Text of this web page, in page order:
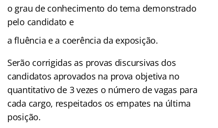
o grau de conhecimento do tema demonstrado
pelo candidato e
a fluência e a coerência da exposição.
Serão corrigidas as provas discursivas dos
candidatos aprovados na prova objetiva no
quantitativo de 3 vezes o número de vagas para
cada cargo, respeitados os empates na última
posição.